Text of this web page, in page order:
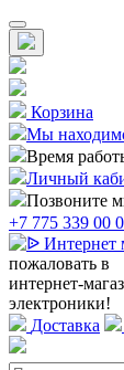
Корзина
Мы
Время
Личный
Позвоните
+7 775 339 00
пожаловать в
интернет-
электроники!
Доставка